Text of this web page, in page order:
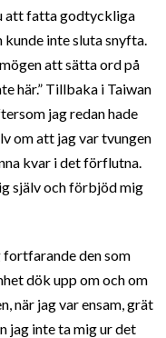
att fatta godtyckliga
kunde inte sluta snyfta.
att sätta ord på
här.” Tillbaka i Taiwan
jag redan hade
om att jag var tvungen
kvar i det förflutna.
själv och förbjöd mig
fortfarande den som
dök upp om och om
när jag var ensam, grät
jag inte ta mig ur det